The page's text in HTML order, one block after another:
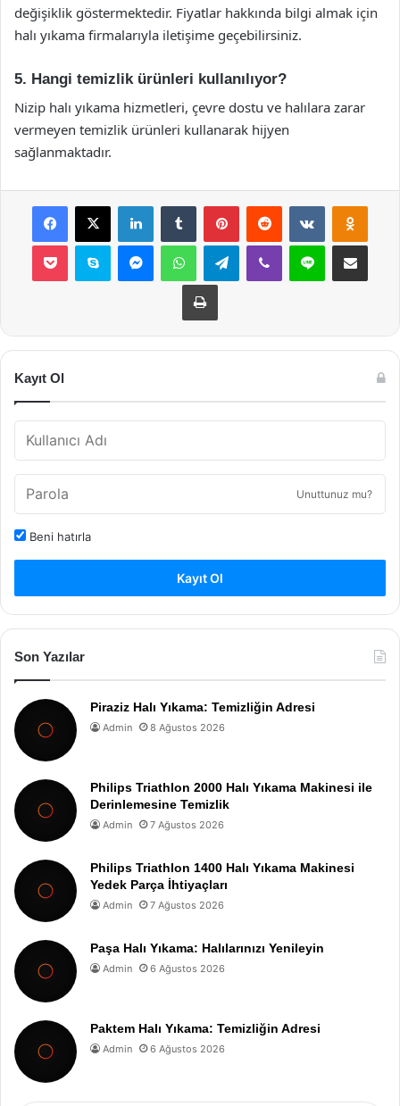
değişiklik göstermektedir. Fiyatlar hakkında bilgi almak için
halı yıkama firmalarıyla iletişime geçebilirsiniz.
5. Hangi temizlik ürünleri kullanılıyor?
Nizip halı yıkama hizmetleri, çevre dostu ve halılara zarar
vermeyen temizlik ürünleri kullanarak hijyen
sağlanmaktadır.
Facebook
X LinkedInTumblr PinterestReddit VKontakte
Pocket Skype MessengerWhatsAppTelegramViber Line E-Posta ile
Yazdır
Kayıt Ol
Unuttunuz mu?
Beni hatırla
Kayıt Ol
Son Yazılar
Piraziz Halı Yıkama: Temizliğin Adresi
Admin 8 Ağustos 2026
Philips Triathlon 2000 Halı Yıkama Makinesi ile
Derinlemesine Temizlik
Admin 7 Ağustos 2026
Philips Triathlon 1400 Halı Yıkama Makinesi
Yedek Parça İhtiyaçları
Admin 7 Ağustos 2026
Paşa Halı Yıkama: Halılarınızı Yenileyin
Admin 6 Ağustos 2026
Paktem Halı Yıkama: Temizliğin Adresi
Admin 6 Ağustos 2026